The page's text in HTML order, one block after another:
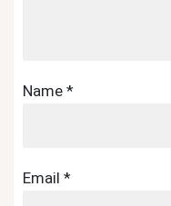
Name *
Email *